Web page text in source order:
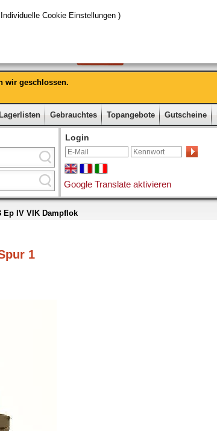
wir geschlossen.
Lagerlisten Gebrauchtes Topangebote Gutscheine
Login
Google Translate aktivieren
Ep IV VIK Dampflok
1
Cookie Einstellungen )